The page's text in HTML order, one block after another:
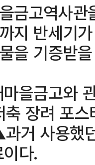
금고역사
지 반세기
을 기증받
마을금고
장려 포
거 사용했
다.